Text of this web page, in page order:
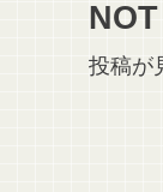
投稿が